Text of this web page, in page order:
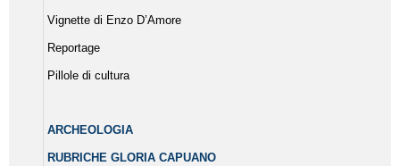
Vignette di Enzo D’Amore
Reportage
Pillole di cultura
ARCHEOLOGIA
RUBRICHE GLORIA CAPUANO